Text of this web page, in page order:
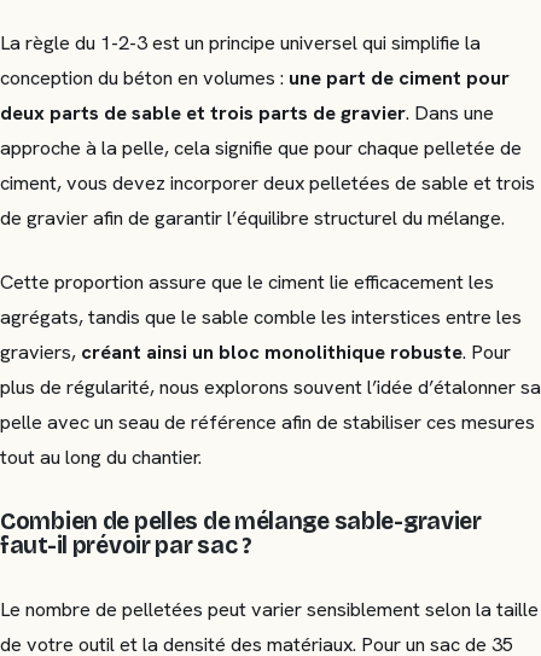
La règle du 1-2-3 est un principe universel qui simplifie la
conception du béton en volumes : une part de ciment pour
deux parts de sable et trois parts de gravier. Dans une
approche à la pelle, cela signifie que pour chaque pelletée de
ciment, vous devez incorporer deux pelletées de sable et trois
de gravier afin de garantir l’équilibre structurel du mélange.
Cette proportion assure que le ciment lie efficacement les
agrégats, tandis que le sable comble les interstices entre les
graviers, créant ainsi un bloc monolithique robuste. Pour
plus de régularité, nous explorons souvent l’idée d’étalonner sa
pelle avec un seau de référence afin de stabiliser ces mesures
tout au long du chantier.
Combien de pelles de mélange sable-gravier
faut-il prévoir par sac ?
Le nombre de pelletées peut varier sensiblement selon la taille
de votre outil et la densité des matériaux. Pour un sac de 35